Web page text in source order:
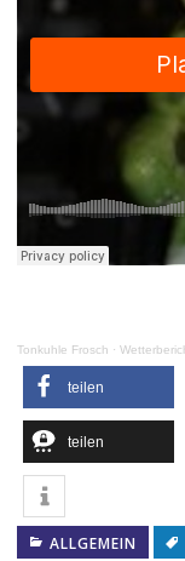
Tonkuhle Frosch ·
teilen
teilen
ALLGEMEIN